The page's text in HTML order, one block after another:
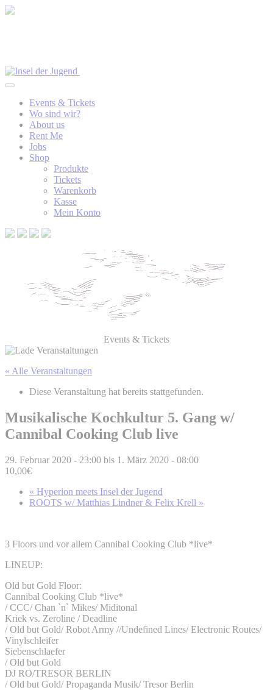
Events & Tickets
Wo sind wir?
About us
Rent Me
Jobs
Shop
Produkte
Tickets
Warenkorb
Kasse
Mein Konto
Events & Tickets
« Alle Veranstaltungen
Diese Veranstaltung hat bereits stattgefunden.
Musikalische Kochkultur 5. Gang w/
Cannibal Cooking Club live
29. Februar 2020 - 23:00 bis 1. März 2020 - 08:00
10,00€
« Hyperion meets Insel der Jugend
ROOTS w/ Matthias Lindner & Felix Krell »
3 Floors und vor allem Cannibal Cooking Club *live*
LINEUP:
Old but Gold Floor:
Cannibal Cooking Club *live*
/ CCC/ Chan `n` Mikes/ Miditonal
Kriek vs. Zeroline / Deadline
/ Old but Gold/ Robot Army //Undefined Lines/ Electronic Routes/
Vinylschleifer
Siebenschlaefer
/ Old but Gold
DJ RO/TRESOR BERLIN
/ Old but Gold/ Propaganda Musik/ Tresor Berlin